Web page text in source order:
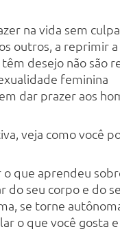
na vida sem culpa
outros, a reprimir
desejo não são
feminina
dar prazer aos
veja como você
que aprendeu
do seu corpo e do
se torne
o que você gosta